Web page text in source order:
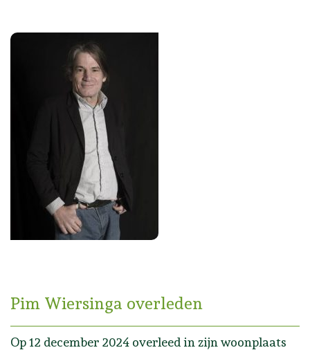
Pim Wiersinga overleden
Op 12 december 2024 overleed in zijn woonplaats